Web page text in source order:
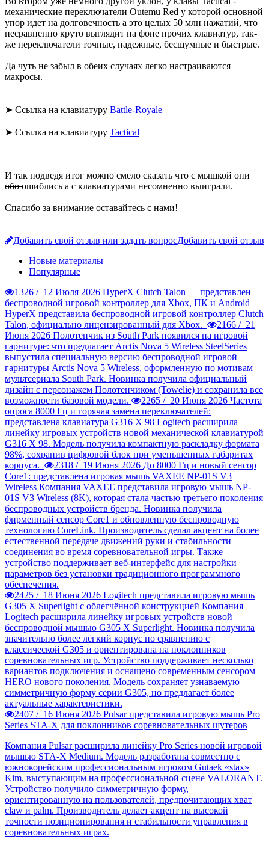
механические переключатели Outemu Red у которой основной
упор идет на долговечность а это целых 50 млн нажатий, что
несравненно круто выглядит на фоне прочих клавиатур, так-
же переключатели точные, надежные, бесшумные и быстрые.
Да чуть не забыл в обеих случаях легко настраиваются
макросы.
➤ Ссылка на клавиатуру Battle-Royale
➤ Ссылка на клавиатуру Tactical
И так подведя итог можно смело сказать что с мышкой они
обоошиблись а с клавиатурами несомненно выиграли.
Спасибо за внимание оставайтесь с нами!
Добавить свой отзыв или задать вопросДобавить свой отзыв
Новые материалы
Популярные
1326 / 12 Июля 2026 HyperX Clutch Talon — представлен
беспроводной игровой контроллер для Xbox, ПК и Android
HyperX представила беспроводной игровой контроллер Clutch
Talon, официально лицензированный для Xbox.
2166 / 21
Июня 2026 Полотенчик из South Park появился на игровой
гарнитуре: что предлагает Arctis Nova 5 Wireless SteelSeries
выпустила специальную версию беспроводной игровой
гарнитуры Arctis Nova 5 Wireless, оформленную по мотивам
мультсериала South Park. Новинка получила официальный
дизайн с персонажем Полотенчиком (Towelie) и сохранила все
возможности базовой модели.
2265 / 20 Июня 2026 Частота
опроса 8000 Гц и горячая замена переключателей:
представлена клавиатура G316 X 98 Logitech расширила
линейку игровых устройств новой механической клавиатурой
G316 X 98. Модель получила компактную раскладку формата
98%, сохранив цифровой блок при уменьшенных габаритах
корпуса.
2318 / 19 Июня 2026 До 8000 Гц и новый сенсор
Core1: представлена игровая мышь VAXEE NP-01S V3
Wireless Компания VAXEE представила игровую мышь NP-
01S V3 Wireless (8K), которая стала частью третьего поколения
беспроводных устройств бренда. Новинка получила
фирменный сенсор Core1 и обновлённую беспроводную
технологию CoreLink. Производитель сделал акцент на более
естественной передаче движений руки и стабильности
соединения во время соревновательной игры. Также
устройство поддерживает веб-интерфейс для настройки
параметров без установки традиционного программного
обеспечения.
2425 / 18 Июня 2026 Logitech представила игровую мышь
G305 X Superlight с облегчённой конструкцией Компания
Logitech расширила линейку игровых устройств новой
беспроводной мышью G305 X Superlight. Новинка получила
значительно более лёгкий корпус по сравнению с
классической G305 и ориентирована на поклонников
соревновательных игр. Устройство поддерживает несколько
вариантов подключения и оснащено современным сенсором
HERO нового поколения. Модель сохраняет узнаваемую
симметричную форму серии G305, но предлагает более
актуальные характеристики.
2407 / 16 Июня 2026 Pulsar представила игровую мышь Pro
Series STA-X для поклонников соревновательных шутеров
Компания Pulsar расширила линейку Pro Series новой игровой
мышью STA-X Medium. Модель разработана совместно с
южнокорейским профессиональным игроком Gutaek «stax»
Kim, выступающим на профессиональной сцене VALORANT.
Устройство получило симметричную форму,
ориентированную на пользователей, предпочитающих хват
claw и palm. Производитель делает акцент на высокой
точности позиционирования и стабильности управления в
соревновательных играх.